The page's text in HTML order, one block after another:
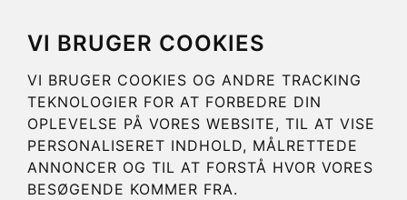
VI BRUGER COOKIES
VI BRUGER COOKIES OG ANDRE TRACKING
TEKNOLOGIER FOR AT FORBEDRE DIN
OPLEVELSE PÅ VORES WEBSITE, TIL AT VISE
PERSONALISERET INDHOLD, MÅLRETTEDE
ANNONCER OG TIL AT FORSTÅ HVOR VORES
BESØGENDE KOMMER FRA.